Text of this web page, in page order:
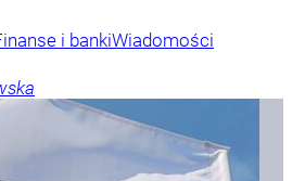
i bankiWiadomości